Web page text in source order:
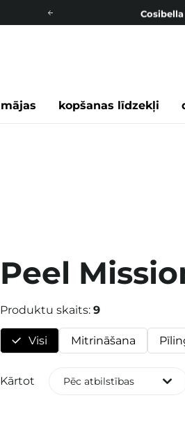
mājas kopšanas līdzekļi
Peel
Produktu skaits: 9
Visi Mitrināšana
Kārtot Pēc atbilstības